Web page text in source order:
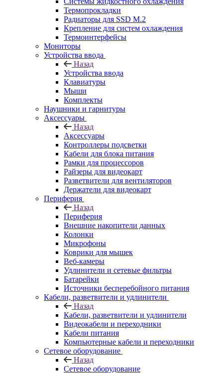
Термопрокладки
Радиаторы для SSD M.2
Крепление для систем охлаждения
Термоинтерфейсы
Мониторы
Устройства ввода
Назад
Устройства ввода
Клавиатуры
Мыши
Комплекты
Наушники и гарнитуры
Аксессуары
Назад
Аксессуары
Контроллеры подсветки
Кабели для блока питания
Рамки для процессоров
Райзеры для видеокарт
Разветвители для вентиляторов
Держатели для видеокарт
Периферия
Назад
Периферия
Внешние накопители данных
Колонки
Микрофоны
Коврики для мышек
Веб-камеры
Удлинители и сетевые фильтры
Батарейки
Источники бесперебойного питания
Кабели, разветвители и удлинители
Назад
Кабели, разветвители и удлинители
Видеокабели и переходники
Кабели питания
Компьютерные кабели и переходники
Сетевое оборудование
Назад
Сетевое оборудование